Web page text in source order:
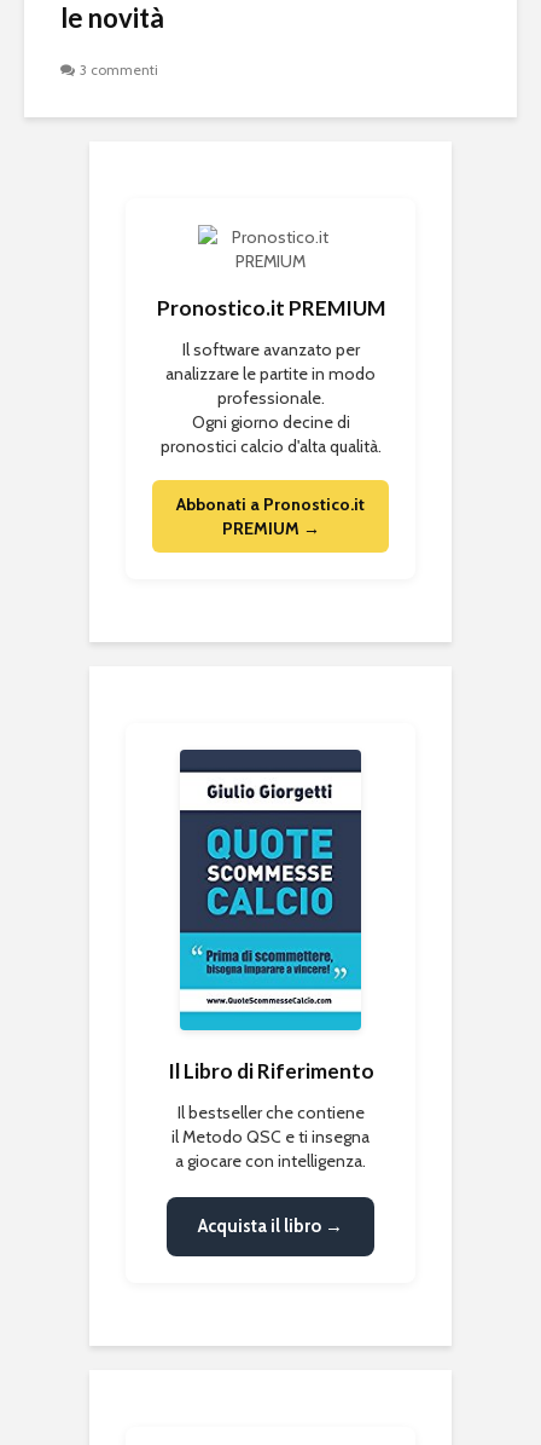
le novità
3 commenti
Pronostico.it PREMIUM
Il software avanzato per
analizzare le partite in modo
professionale.
Ogni giorno decine di
pronostici calcio d'alta qualità.
Abbonati a Pronostico.it
PREMIUM →
Il Libro di Riferimento
Il bestseller che contiene
il Metodo QSC e ti insegna
a giocare con intelligenza.
Acquista il libro →